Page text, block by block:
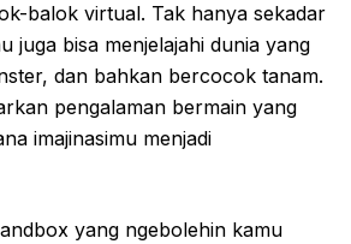
balok virtual. Tak hanya sekadar
juga bisa menjelajahi dunia yang
dan bahkan bercocok tanam.
pengalaman bermain yang
imajinasimu menjadi
yang ngebolehin kamu